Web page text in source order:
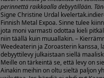
perinnettä raikkaalla debyytillään.
Signe Christine Urdal
Finnish Metal Expoa. Sinne tulee
jota moni varmasti odottaa kieli
niin täällä kuin muuallakin. –
Weedeaterin ja Zoroasterin kanssa,
debyyttilevy julkaistaan siellä
Meille on tärkeintä se, että levy on
Ainakin meihin on oltu sieltä paljon